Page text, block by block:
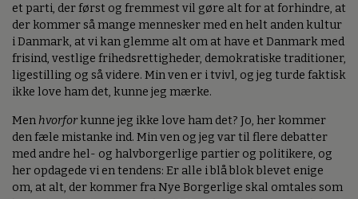
et parti, der først og fremmest vil gøre alt for at forhindre, at
der kommer så mange mennesker med en helt anden kultur
i Danmark, at vi kan glemme alt om at have et Danmark med
frisind, vestlige frihedsrettigheder, demokratiske traditioner,
ligestilling og så videre. Min ven er i tvivl, og jeg turde faktisk
ikke love ham det, kunne jeg mærke.
Menhvorforkunne jeg ikke love ham det? Jo, her kommer
den fæle mistanke ind. Min ven og jeg var til flere debatter
med andre hel- og halvborgerlige partier og politikere, og
her opdagede vi en tendens: Er alle i blå blok blevet enige
om, at alt, der kommer fra Nye Borgerlige skal omtales som